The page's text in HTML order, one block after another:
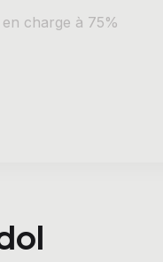
charge à 75%